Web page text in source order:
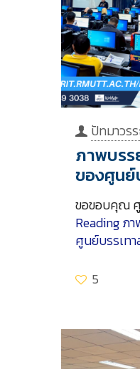
ปัทมาวร
ภาพบรร
ของศูนย์
ขอขอบคุณ
Readingภา
ศูนย์บรรเท
5